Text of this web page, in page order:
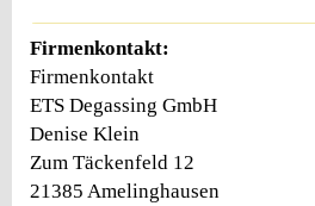
Firmenkontakt:
Firmenkontakt
ETS Degassing GmbH
Denise Klein
Zum Täckenfeld 12
21385 Amelinghausen